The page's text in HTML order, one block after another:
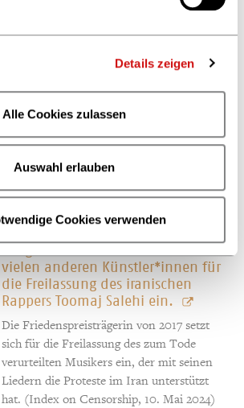
Details zeigen
Alle Cookies zulassen
Auswahl erlauben
Cookies verwenden
auf der Buchmesse in Turin, dass man sich
von den Methoden, wie sie auch Donald
lassen darf. (DLF, 11. Mai 2024)
vielen anderen Künstler*innen für
die Freilassung des iranischen
Rappers Toomaj Salehi ein.
Die Friedenspreisträgerin von 2017 setzt
sich für die Freilassung des zum Tode
verurteilten Musikers ein, der mit seinen
Liedern die Proteste im Iran unterstützt
hat. (Index on Censorship, 10. Mai 2024)